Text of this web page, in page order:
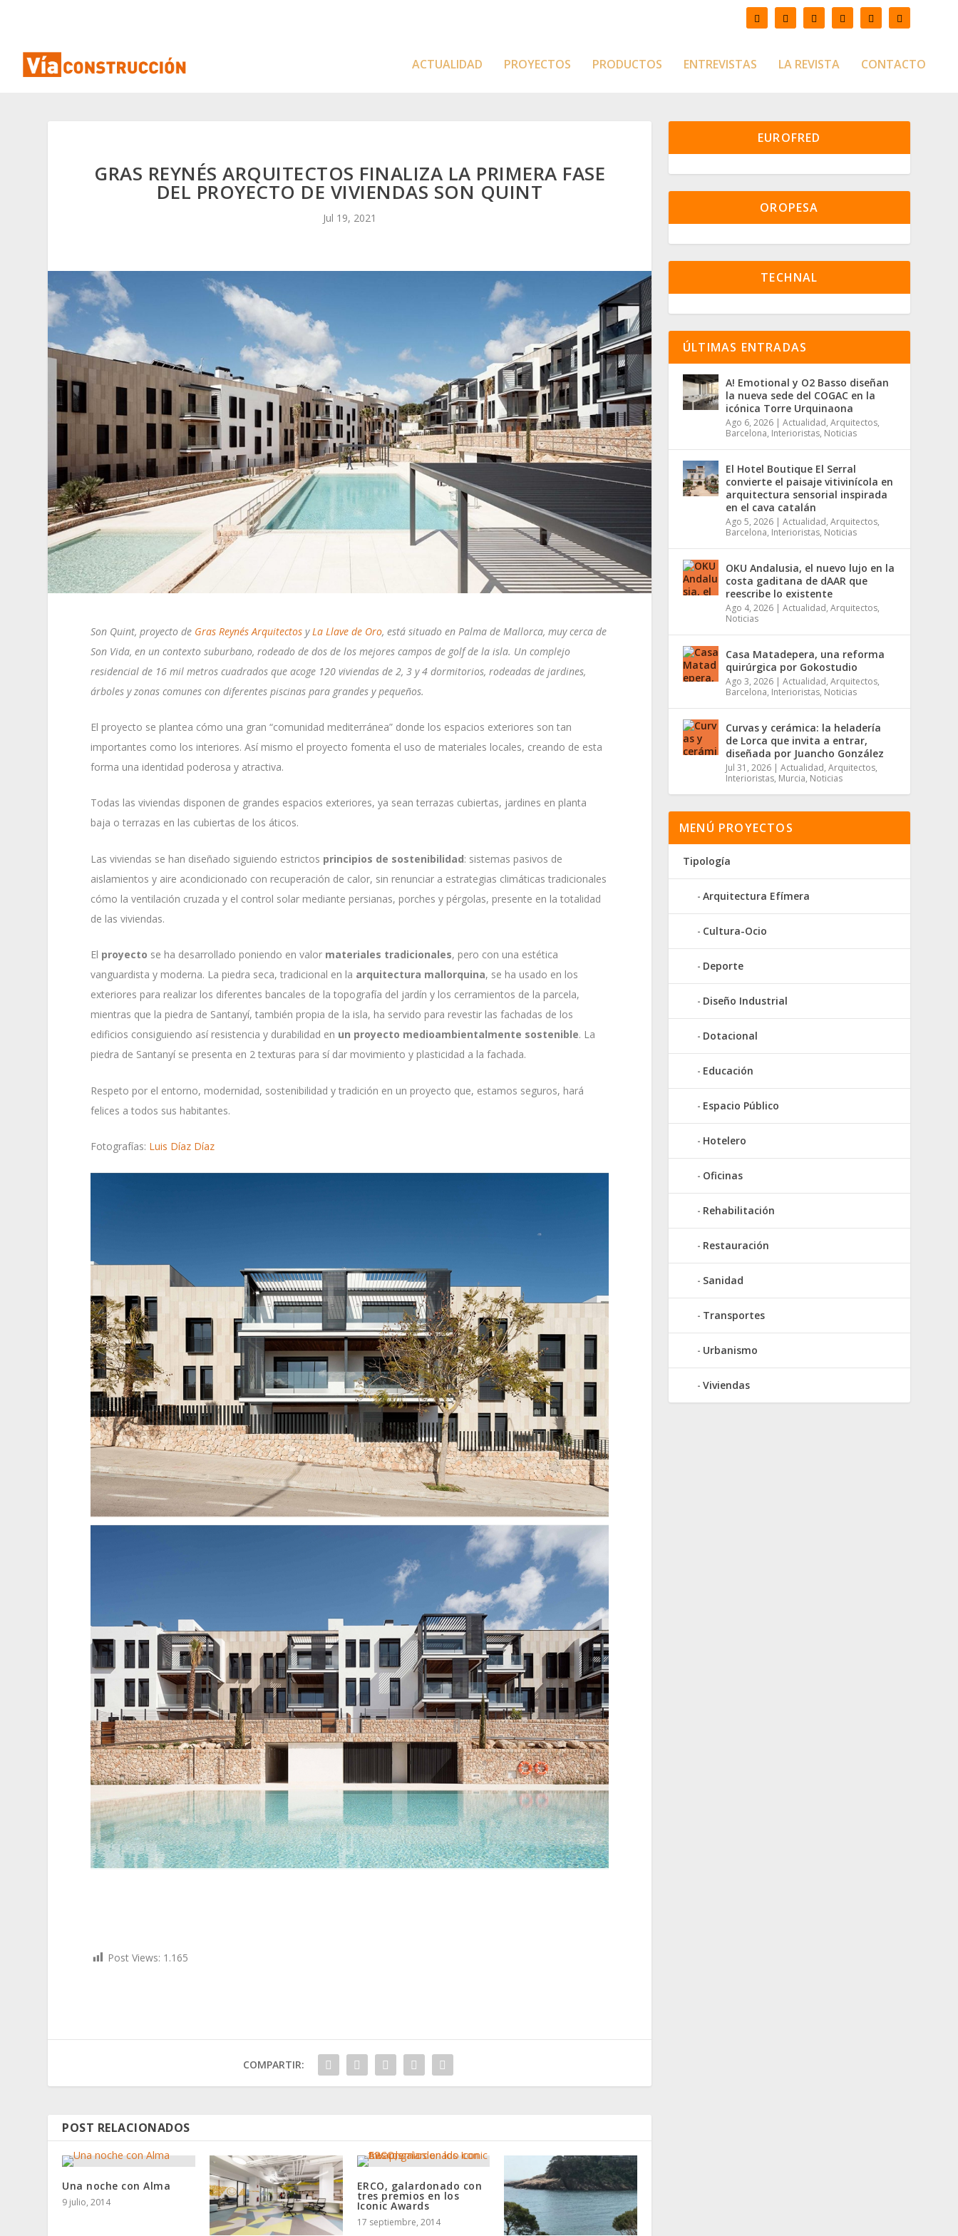
ACTUALIDAD PROYECTOS PRODUCTOS ENTREVISTAS LA REVISTA CONTACTO
GRAS REYNÉS ARQUITECTOS FINALIZA LA PRIMERA FASE
DEL PROYECTO DE VIVIENDAS SON QUINT
Jul 19, 2021
Son Quint, proyecto de Gras Reynés Arquitectos y La Llave de Oro, está situado en Palma de Mallorca, muy cerca de
Son Vida, en un contexto suburbano, rodeado de dos de los mejores campos de golf de la isla. Un complejo
residencial de 16 mil metros cuadrados que acoge 120 viviendas de 2, 3 y 4 dormitorios, rodeadas de jardines,
árboles y zonas comunes con diferentes piscinas para grandes y pequeños.
El proyecto se plantea cómo una gran “comunidad mediterránea” donde los espacios exteriores son tan
importantes como los interiores. Así mismo el proyecto fomenta el uso de materiales locales, creando de esta
forma una identidad poderosa y atractiva.
Todas las viviendas disponen de grandes espacios exteriores, ya sean terrazas cubiertas, jardines en planta
baja o terrazas en las cubiertas de los áticos.
Las viviendas se han diseñado siguiendo estrictos principios de sostenibilidad: sistemas pasivos de
aislamientos y aire acondicionado con recuperación de calor, sin renunciar a estrategias climáticas tradicionales
cómo la ventilación cruzada y el control solar mediante persianas, porches y pérgolas, presente en la totalidad
de las viviendas.
El proyecto se ha desarrollado poniendo en valor materiales tradicionales, pero con una estética
vanguardista y moderna. La piedra seca, tradicional en la arquitectura mallorquina, se ha usado en los
exteriores para realizar los diferentes bancales de la topografía del jardín y los cerramientos de la parcela,
mientras que la piedra de Santanyí, también propia de la isla, ha servido para revestir las fachadas de los
edificios consiguiendo así resistencia y durabilidad en un proyecto medioambientalmente sostenible. La
piedra de Santanyí se presenta en 2 texturas para sí dar movimiento y plasticidad a la fachada.
Respeto por el entorno, modernidad, sostenibilidad y tradición en un proyecto que, estamos seguros, hará
felices a todos sus habitantes.
Fotografías: Luis Díaz Díaz
Post Views: 1.165
COMPARTIR:
POST RELACIONADOS
Una noche con Alma
9 julio, 2014
ERCO, galardonado con
tres premios en los
Iconic Awards
17 septiembre, 2014
EUROFRED
OROPESA
TECHNAL
ÚLTIMAS ENTRADAS
A! Emotional y O2 Basso diseñan
la nueva sede del COGAC en la
icónica Torre Urquinaona
Ago 6, 2026 | Actualidad, Arquitectos,
Barcelona, Interioristas, Noticias
El Hotel Boutique El Serral
convierte el paisaje vitivinícola en
arquitectura sensorial inspirada
en el cava catalán
Ago 5, 2026 | Actualidad, Arquitectos,
Barcelona, Interioristas, Noticias
OKU Andalusia, el nuevo lujo en la
costa gaditana de dAAR que
reescribe lo existente
Ago 4, 2026 | Actualidad, Arquitectos,
Noticias
Casa Matadepera, una reforma
quirúrgica por Gokostudio
Ago 3, 2026 | Actualidad, Arquitectos,
Barcelona, Interioristas, Noticias
Curvas y cerámica: la heladería
de Lorca que invita a entrar,
diseñada por Juancho González
Jul 31, 2026 | Actualidad, Arquitectos,
Interioristas, Murcia, Noticias
MENÚ PROYECTOS
Tipología
Arquitectura Efímera
Cultura-Ocio
Deporte
Diseño Industrial
Dotacional
Educación
Espacio Público
Hotelero
Oficinas
Rehabilitación
Restauración
Sanidad
Transportes
Urbanismo
Viviendas